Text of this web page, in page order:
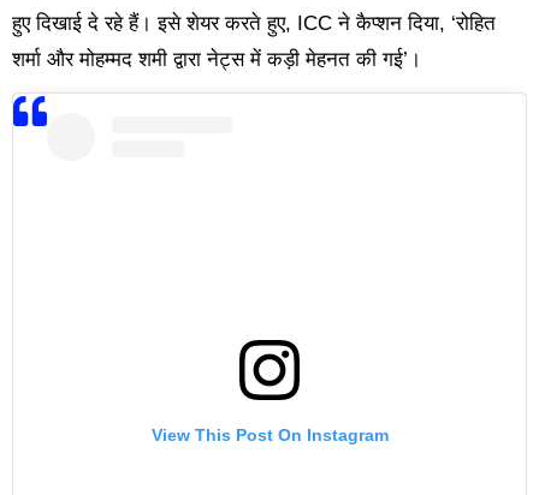
हुए दिखाई दे रहे हैं। इसे शेयर करते हुए, ICC ने कैप्शन दिया, ‘रोहित
शर्मा और मोहम्मद शमी द्वारा नेट्स में कड़ी मेहनत की गई’।
View This Post On Instagram